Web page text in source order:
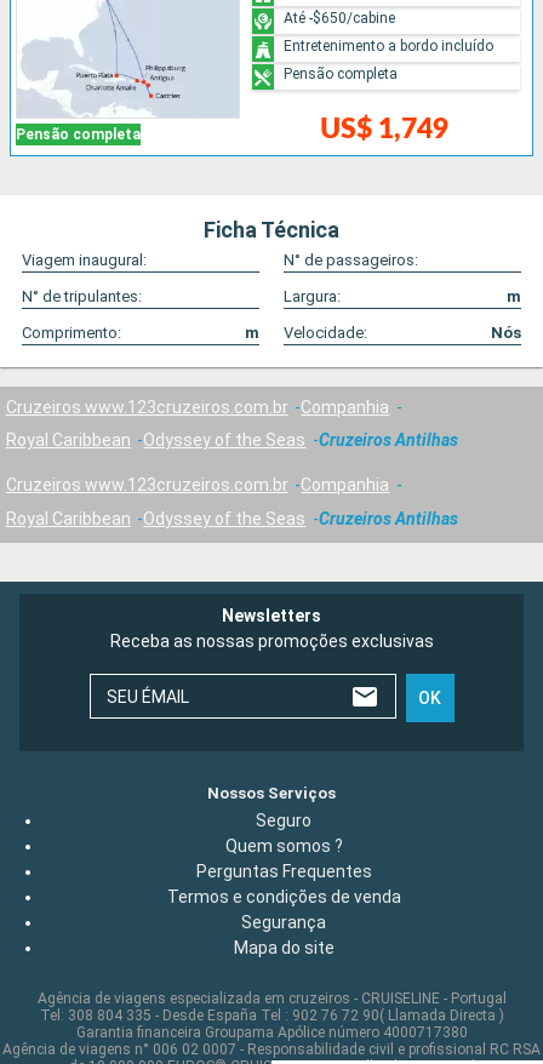
Pensão completa US$ 1,749
Até -$650/cabine
Entretenimento a bordo incluído
Pensão completa
Ficha Técnica
Viagem inaugural:
N° de passageiros:
N° de tripulantes:
Largura:
m
Comprimento:
m Velocidade: Nós
Cruzeiros www.123cruzeiros.com.br
Companhia
Royal Caribbean
Odyssey of the Seas Cruzeiros Antilhas
Cruzeiros www.123cruzeiros.com.br
Companhia
Royal Caribbean
Odyssey of the Seas Cruzeiros Antilhas
Newsletters
Receba as nossas promoções exclusivas
SEU ÉMAIL OK
Nossos Serviços
Seguro
Quem somos ?
Perguntas Frequentes
Termos e condições de venda
Segurança
Mapa do site
Agência de viagens especializada em cruzeiros - CRUISELINE - Portugal
Tel: 308 804 335 - Desde España Tel : 902 76 72 90( Llamada Directa )
Garantia financeira Groupama Apólice número 4000717380
Agência de viagens n° 006 02 0007 - Responsabilidade civil e profissional RC RSA